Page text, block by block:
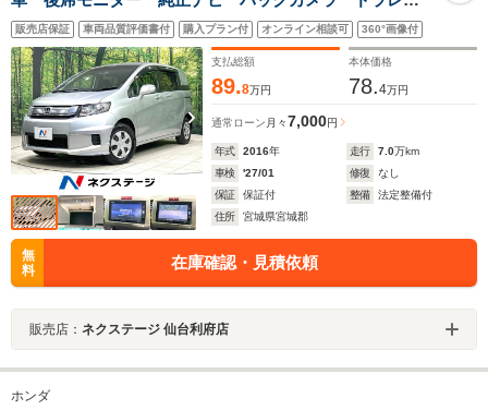
コ ETC 電動スライド CD/DVD/フルセグ
Bluetooth HIDヘッド オートライト オートエアコ
ン 電動格納ミラー 横滑り防止装置
販売店保証 車両品質評価書付 購入プラン付 オンライン相談可 360°画像付
支払総額
89.8万円
本体価格
78.4万円
通常ローン 月々7,000円
年式 2016年 走行 7.0万km
車検
'27/01 修復
なし
保証
保証付 整備
法定整備付
住所
宮城県宮城郡
無
料
在庫確認・見積依頼
販売店： ネクステージ 仙台利府店
ホンダ